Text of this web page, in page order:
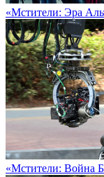
«Мстители: Эра
«Мстители: Война